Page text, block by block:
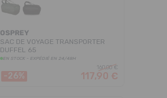
OSPREY
SAC DE VOYAGE TRANSPORTER
DUFFEL 65
EN STOCK - EXPÉDIÉ EN 24/48H
-26%
160,00 €
117,90 €